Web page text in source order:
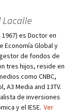
Lacalle
es Doctor en
Economía Global y
de fondos de
tres hijos, reside en
como CNBC,
A3 Media and 13TV.
de inversiones
y el IESE. Ver